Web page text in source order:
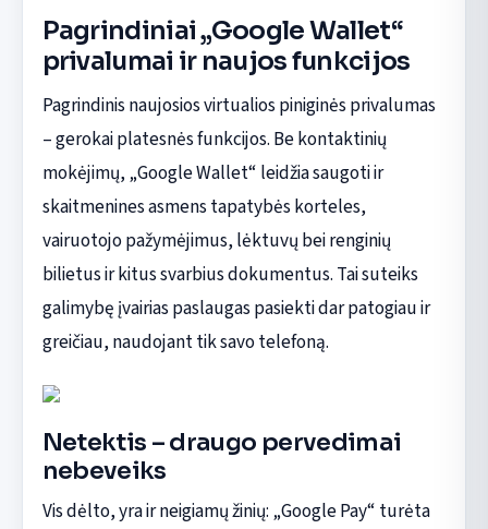
Pagrindiniai „Google Wallet“
privalumai ir naujos funkcijos
Pagrindinis naujosios virtualios piniginės privalumas
– gerokai platesnės funkcijos. Be kontaktinių
mokėjimų, „Google Wallet“ leidžia saugoti ir
skaitmenines asmens tapatybės korteles,
vairuotojo pažymėjimus, lėktuvų bei renginių
bilietus ir kitus svarbius dokumentus. Tai suteiks
galimybę įvairias paslaugas pasiekti dar patogiau ir
greičiau, naudojant tik savo telefoną.
Netektis – draugo pervedimai
nebeveiks
Vis dėlto, yra ir neigiamų žinių: „Google Pay“ turėta